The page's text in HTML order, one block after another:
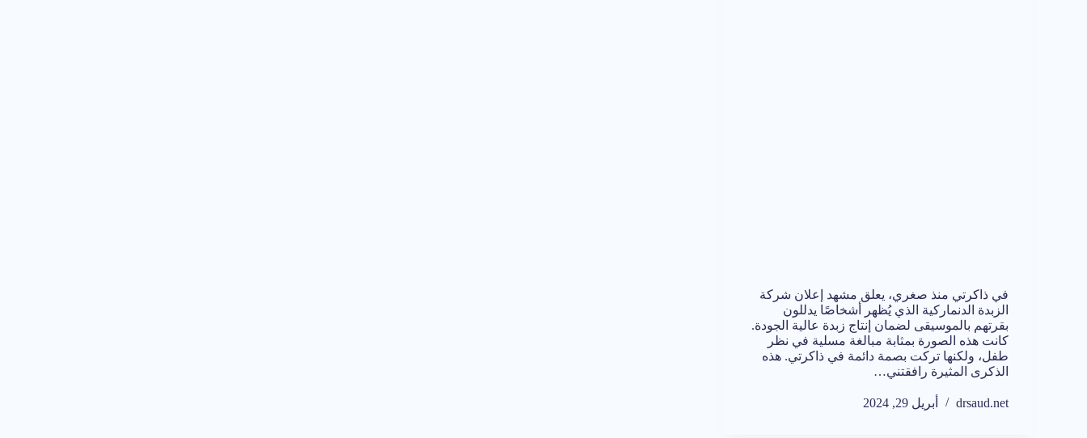
في ذاكرتي منذ صغري، يعلق مشهد إعلان شركة
الزبدة الدنماركية الذي يُظهر أشخاصًا يدللون
بقرتهم بالموسيقى لضمان إنتاج زبدة عالية الجودة.
كانت هذه الصورة بمثابة مبالغة مسلية في نظر
طفل، ولكنها تركت بصمة دائمة في ذاكرتي. هذه
الذكرى المثيرة رافقتني…
drsaud.net أبريل 29, 2024